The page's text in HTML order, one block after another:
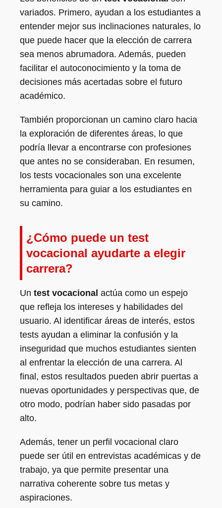
variados. Primero, ayudan a los estudiantes a
entender mejor sus inclinaciones naturales, lo
que puede hacer que la elección de carrera
sea menos abrumadora. Además, pueden
facilitar el autoconocimiento y la toma de
decisiones más acertadas sobre el futuro
académico.
También proporcionan un camino claro hacia
la exploración de diferentes áreas, lo que
podría llevar a encontrarse con profesiones
que antes no se consideraban. En resumen,
los tests vocacionales son una excelente
herramienta para guiar a los estudiantes en
su camino.
¿Cómo puede un test
vocacional ayudarte a elegir
carrera?
Un test vocacional actúa como un espejo
que refleja los intereses y habilidades del
usuario. Al identificar áreas de interés, estos
tests ayudan a eliminar la confusión y la
inseguridad que muchos estudiantes sienten
al enfrentar la elección de una carrera. Al
final, estos resultados pueden abrir puertas a
nuevas oportunidades y perspectivas que, de
otro modo, podrían haber sido pasadas por
alto.
Además, tener un perfil vocacional claro
puede ser útil en entrevistas académicas y de
trabajo, ya que permite presentar una
narrativa coherente sobre tus metas y
aspiraciones.